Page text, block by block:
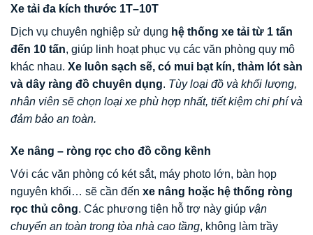
Xe tải đa kích thước 1T–10T
Dịch vụ chuyên nghiệp sử dụng hệ thống xe tải từ 1 tấn
đến 10 tấn, giúp linh hoạt phục vụ các văn phòng quy mô
khác nhau. Xe luôn sạch sẽ, có mui bạt kín, thảm lót sàn
và dây ràng đồ chuyên dụng. Tùy loại đồ và khối lượng,
nhân viên sẽ chọn loại xe phù hợp nhất, tiết kiệm chi phí và
đảm bảo an toàn.
Xe nâng – ròng rọc cho đồ cồng kềnh
Với các văn phòng có két sắt, máy photo lớn, bàn họp
nguyên khối… sẽ cần đến xe nâng hoặc hệ thống ròng
rọc thủ công. Các phương tiện hỗ trợ này giúp vận
chuyển an toàn trong tòa nhà cao tầng, không làm trầy